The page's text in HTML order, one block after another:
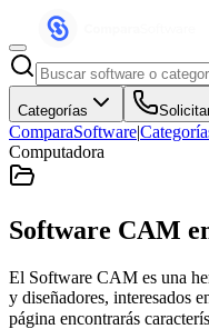
Categorías
ComparaSoftware|
Computadora
Software CAM
El Software CAM es una
y diseñadores, interesados
página encontrarás